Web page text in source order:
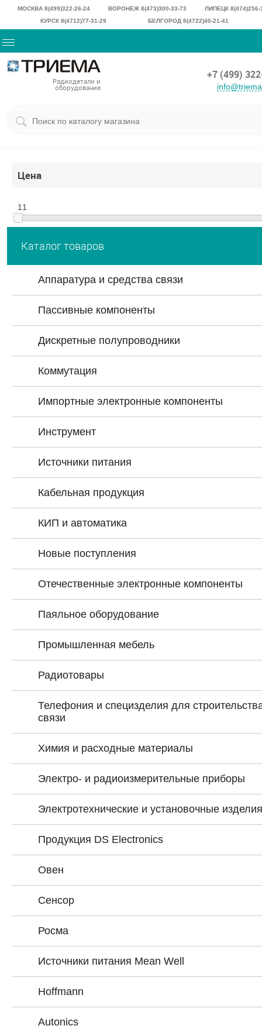
МОСКВА 8(499)322-26-24 ВОРОНЕЖ 8(473)300-33-73
ЛИПЕЦК 8(474)256-
КУРСК 8(4712)77-31-29
БЕЛГОРОД 8(4722)40-21-41
Радиодетали и
оборудование
+7 (499)
Цена
11
Каталог товаров
Аппаратура и средства связи
Пассивные компоненты
Дискретные полупроводники
Коммутация
Импортные электронные компоненты
Инструмент
Источники питания
Кабельная продукция
КИП и автоматика
Новые поступления
Отечественные электронные компоненты
Паяльное оборудование
Промышленная мебель
Радиотовары
Телефония и специзделия для
связи
Химия и расходные материалы
Электро- и радиоизмерительные приборы
Электротехнические и установочные изделия
Продукция DS Electronics
Овен
Сенсор
Росма
Источники питания Mean Well
Hoffmann
Autonics